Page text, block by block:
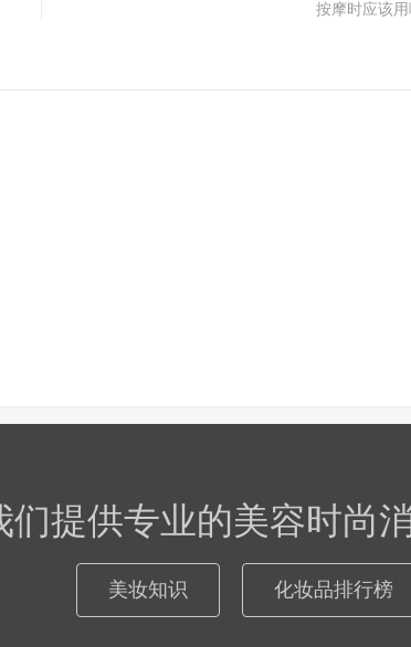
按摩时应该用
们提供专业的美容时尚
美妆知识 化妆品排行榜